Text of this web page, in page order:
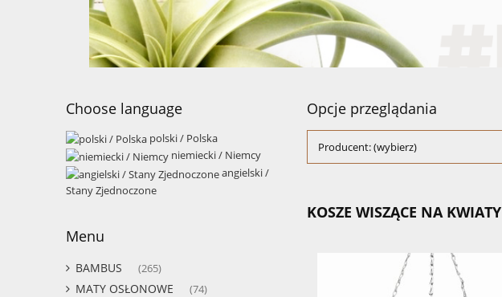
Choose language
polski / Polska
niemiecki / Niemcy
angielski /
Stany Zjednoczone
Menu
BAMBUS (265)
MATY OSŁONOWE (74)
Opcje przeglądania
Producent: (wybierz)
KOSZE WISZĄCE NA KWIATY